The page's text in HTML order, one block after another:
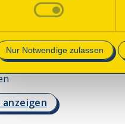
Nur Notwendige zulassen
135